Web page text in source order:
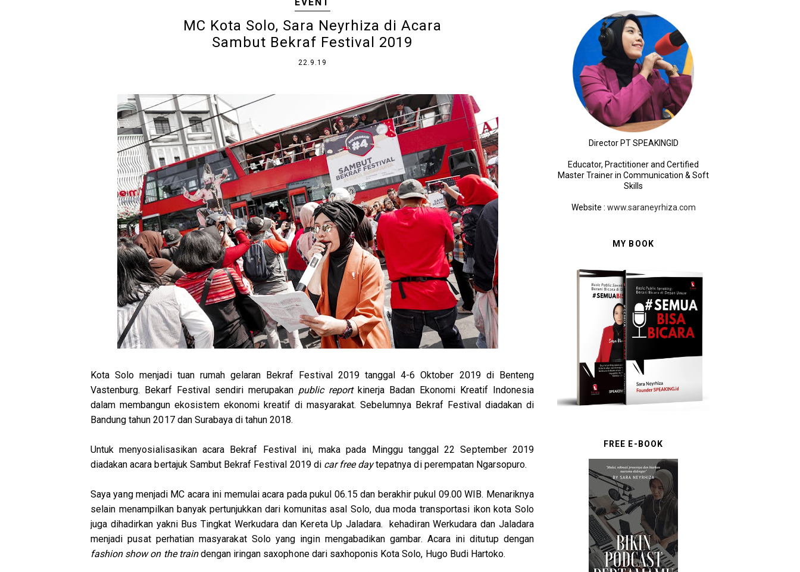
EVENT
MC Kota Solo, Sara Neyrhiza di Acara
Sambut Bekraf Festival 2019
22.9.19
Kota Solo menjadi tuan rumah gelaran Bekraf Festival 2019 tanggal 4-6 Oktober 2019 di Benteng
Vastenburg. Bekarf Festival sendiri merupakan public reportkinerja Badan Ekonomi Kreatif Indonesia
dalam membangun ekosistem ekonomi kreatif di masyarakat. Sebelumnya Bekraf Festival diadakan di
Bandung tahun 2017 dan Surabaya di tahun 2018.
Untuk menyosialisasikan acara Bekraf Festival ini, maka pada Minggu tanggal 22 September 2019
diadakan acara bertajuk Sambut Bekraf Festival 2019 di car free daytepatnya di perempatan Ngarsopuro.
Saya yang menjadi MC acara ini memulai acara pada pukul 06.15 dan berakhir pukul 09.00 WIB. Menariknya
selain menampilkan banyak pertunjukkan dari komunitas asal Solo, dua moda transportasi ikon kota Solo
juga dihadirkan yakni Bus Tingkat Werkudara dan Kereta Up Jaladara. kehadiran Werkudara dan Jaladara
menjadi pusat perhatian masyarakat Solo yang ingin mengabadikan gambar. Acara ini ditutup dengan
fashion show on the traindengan iringan saxophone dari saxhoponis Kota Solo, Hugo Budi Hartoko.
Director PT SPEAKINGID
Educator, Practitioner and Certified
Master Trainer in Communication & Soft
Skills
Website : www.saraneyrhiza.com
MY BOOK
FREE E-BOOK